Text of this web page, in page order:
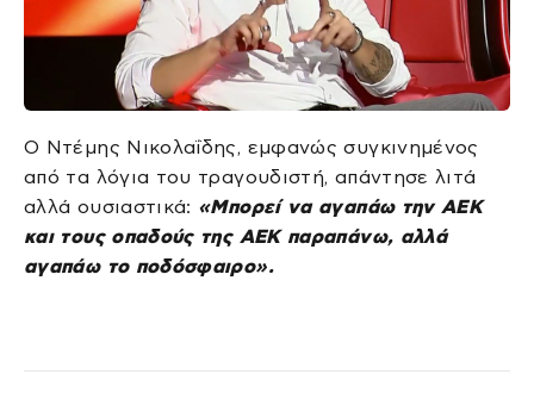
Ο Ντέμης Νικολαΐδης, εμφανώς συγκινημένος
από τα λόγια του τραγουδιστή, απάντησε λιτά
αλλά ουσιαστικά: «Μπορεί να αγαπάω την ΑΕΚ
και τους οπαδούς της ΑΕΚ παραπάνω, αλλά
αγαπάω το ποδόσφαιρο».